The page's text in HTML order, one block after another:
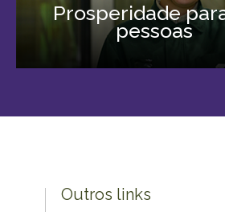
Prosperidade
pessoas
Outros links